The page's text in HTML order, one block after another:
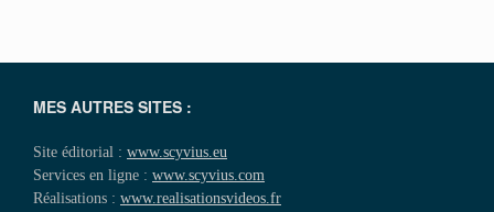
MES AUTRES SITES :
Site éditorial : www.scyvius.eu
Services en ligne : www.scyvius.com
Réalisations : www.realisationsvideos.fr